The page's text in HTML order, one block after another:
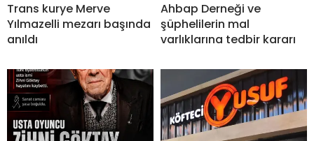
Trans kurye Merve
Yılmazelli mezarı başında
anıldı
Ahbap Derneği ve
şüphelilerin mal
varlıklarına tedbir kararı